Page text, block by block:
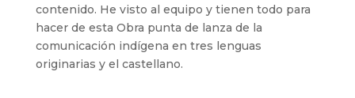
contenido. He visto al equipo y tienen todo para
hacer de esta Obra punta de lanza de la
comunicación indígena en tres lenguas
originarias y el castellano.